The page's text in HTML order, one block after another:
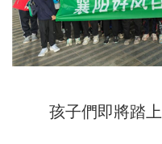
孩子們即將踏